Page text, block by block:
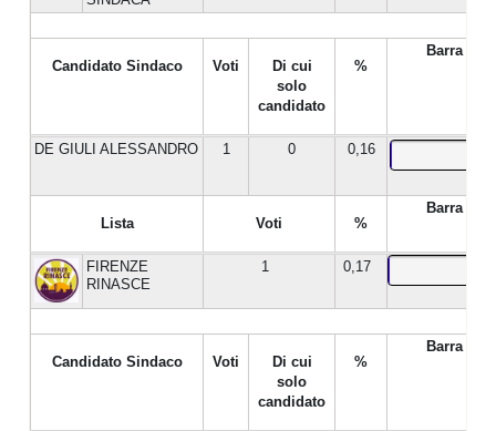
Candidato Sindaco Voti
Di cui
solo
candidato
%
Barra %
DE GIULI ALESSANDRO 1 0 0,16
Lista Voti %
Barra %
FIRENZE
RINASCE
1 0,17
Candidato Sindaco Voti
Di cui
solo
candidato
%
Barra %